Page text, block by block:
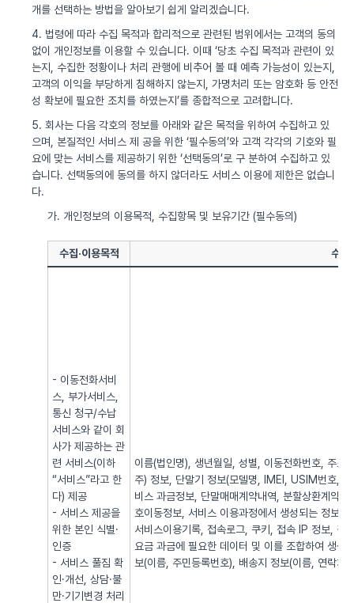
개를 선택하는 방법을 알아보기 쉽게 알리겠습니다.
4. 법령에 따라 수집 목적과 합리적으로 관련된 범위에서는 고객의 동의
없이 개인정보를 이용할 수 있습니다. 이때 ‘당초 수집 목적과 관련이 있
는지, 수집한 정황이나 처리 관행에 비추어 볼 때 예측 가능성이 있는지,
고객의 이익을 부당하게 침해하지 않는지, 가명처리 또는 암호화 등 안전
성 확보에 필요한 조치를 하였는지’를 종합적으로 고려합니다.
5. 회사는 다음 각호의 정보를 아래와 같은 목적을 위하여 수집하고 있
으며, 본질적인 서비스 제 공을 위한 ‘필수동의’와 고객 각각의 기호와 필
요에 맞는 서비스를 제공하기 위한 ‘선택동의’로 구 분하여 수집하고 있
습니다. 선택동의에 동의를 하지 않더라도 서비스 이용에 제한은 없습니
다.
가. 개인정보의 이용목적, 수집항목 및 보유기간 (필수동의)
수집·이용목적 수집
- 이동전화서비
스, 부가서비스,
통신 청구/수납
서비스와 같이 회
사가 제공하는 관
련 서비스(이하
“서비스”라고 한
다) 제공
- 서비스 제공을
위한 본인 식별·
인증
- 서비스 풀짐 확
인·개선, 상담·불
만·기기변경 처리
이름(법인명), 생년월일, 성별, 이동전화번호, 주
주) 정보, 단말기 정보(모델명, IMEI, USIM번호,
비스 과금정보, 단말매매계약내역, 분할상환계약
호이동정보, 서비스 이용과정에서 생성되는 정보(
서비스이용기록, 접속로그, 쿠키, 접속 IP 정보, 결
요금 과금에 필요한 데이터 및 이를 조합하여 생
보(이름, 주민등록번호), 배송지 정보(이름, 연락처,